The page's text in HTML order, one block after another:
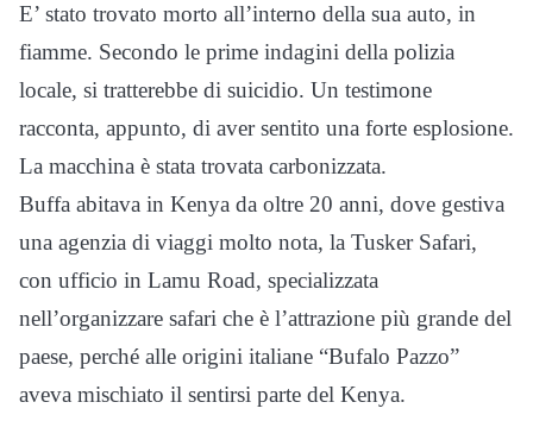
E’ stato trovato morto all’interno della sua auto, in
fiamme. Secondo le prime indagini della polizia
locale, si tratterebbe di suicidio. Un testimone
racconta, appunto, di aver sentito una forte esplosione.
La macchina è stata trovata carbonizzata.
Buffa abitava in Kenya da oltre 20 anni, dove gestiva
una agenzia di viaggi molto nota, la Tusker Safari,
con ufficio in Lamu Road, specializzata
nell’organizzare safari che è l’attrazione più grande del
paese, perché alle origini italiane “Bufalo Pazzo”
aveva mischiato il sentirsi parte del Kenya.